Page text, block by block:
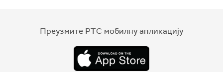
Преузмите РТС мобилну апликацију